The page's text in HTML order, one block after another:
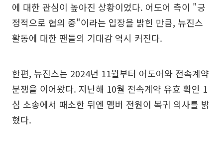
에 대한 관심이 높아진 상황이었다. 어도어 측이 "긍
정적으로 협의 중"이라는 입장을 밝힌 만큼, 뉴진스
활동에 대한 팬들의 기대감 역시 커진다.
한편, 뉴진스는 2024년 11월부터 어도어와 전속계약
분쟁을 이어왔다. 지난해 10월 전속계약 유효 확인 1
심 소송에서 패소한 뒤엔 멤버 전원이 복귀 의사를 밝
혔다.